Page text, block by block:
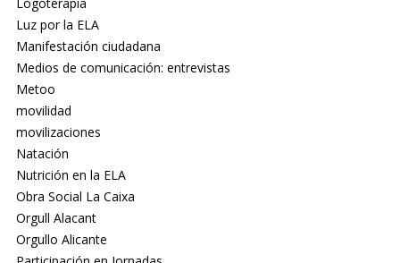
Logoterapia
Luz por la ELA
Manifestación ciudadana
Medios de comunicación: entrevistas
Metoo
movilidad
movilizaciones
Natación
Nutrición en la ELA
Obra Social La Caixa
Orgull Alacant
Orgullo Alicante